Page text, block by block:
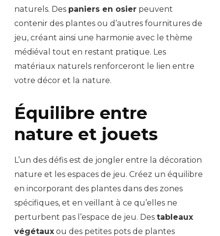
naturels. Des paniers en osier peuvent
contenir des plantes ou d’autres fournitures de
jeu, créant ainsi une harmonie avec le thème
médiéval tout en restant pratique. Les
matériaux naturels renforceront le lien entre
votre décor et la nature.
Équilibre entre
nature et jouets
L’un des défis est de jongler entre la décoration
nature et les espaces de jeu. Créez un équilibre
en incorporant des plantes dans des zones
spécifiques, et en veillant à ce qu’elles ne
perturbent pas l’espace de jeu. Des tableaux
végétaux ou des petites pots de plantes